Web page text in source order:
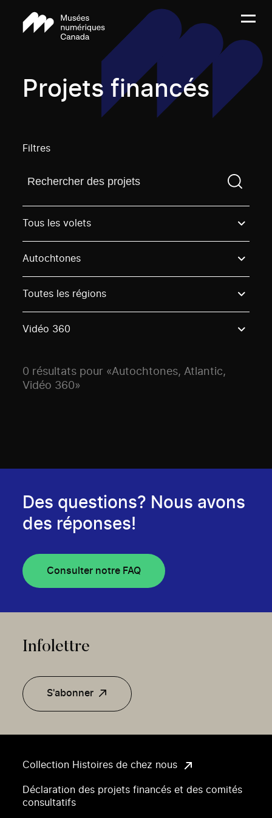
Projets financés
Filtres
Trouvez un projetVous devez saisir un terme de
Tous les volets
Autochtones
Toutes les régions
Vidéo 360
0 résultats pour «Autochtones, Atlantic,
Vidéo 360»
Collection Histoires de chez nous
Déclaration des projets financés et des comités
consultatifs
Des questions? Nous avons
des réponses!
Consulter notre FAQ
Infolettre
S'abonner